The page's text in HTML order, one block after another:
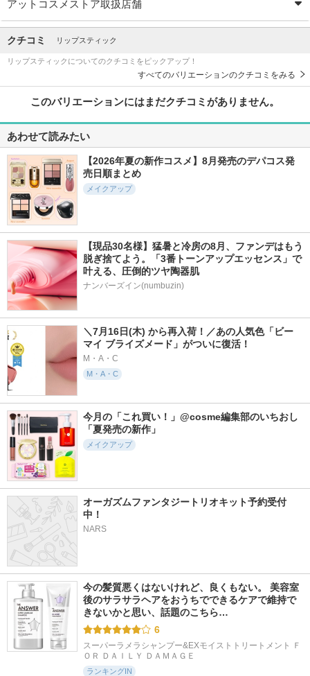
アットコスメストア取扱店舗
クチコミ リップスティック
リップスティックについてのクチコミをピックアップ！
すべてのバリエーションのクチコミをみる
このバリエーションにはまだクチコミがありません。
あわせて読みたい
【2026年夏の新作コスメ】8月発売のデパコス発
売日順まとめ
メイクアップ
【現品30名様】猛暑と冷房の8月、ファンデはもう
脱ぎ捨てよう。「3番トーンアップエッセンス」で
叶える、圧倒的ツヤ陶器肌
ナンバーズイン(numbuzin)
＼7月16日(木) から再入荷！／あの人気色「ビー
マイ ブライズメード」がついに復活！
M・A・C
M・A・C
今月の「これ買い！」@cosme編集部のいちおし
「夏発売の新作」
メイクアップ
オーガズムファンタジートリオキット予約受付
中！
NARS
今の髪質悪くはないけれど、良くもない。 美容室
後のサラサラヘアをおうちでできるケアで維持で
きないかと思い、話題のこちら…
6
スーパーラメラシャンプー&EXモイストトリートメント Ｆ
ＯＲ ＤＡＩＬＹ ＤＡＭＡＧＥ
ランキングIN